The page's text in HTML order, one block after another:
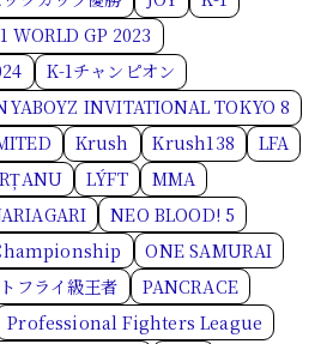
WORLD GP 2023
K-1チャンピオン
INVITATIONAL TOKYO 8
Krush Krush138
LFA
LÝFT
MMA
NEO BLOOD! 5
ONE SAMURAI
フライ級王者
PANCRACE
Professional Fighters League